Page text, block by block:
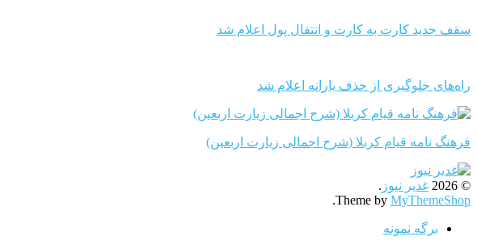
سقف جدید کارت به کارت و انتقال پول اعلام شد
راه‌های جلوگیری از حذف یارانه اعلام شد
فرهنگ نامه قیام کربلا (شرح اجمالی زیارت اربعین)
© 2026 غدیر نیوز .
Theme by MyThemeShop
.
برگه نمونه